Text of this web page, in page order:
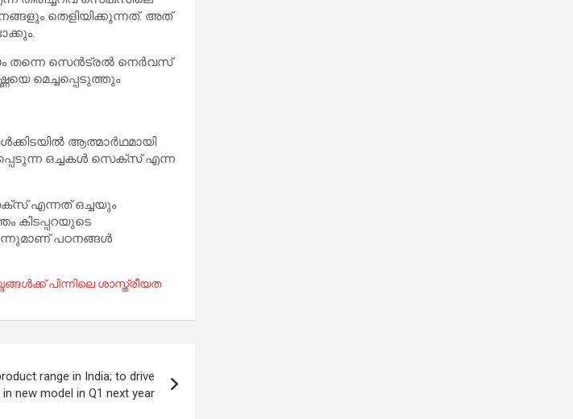
തെളിയിക്കുന്നത്. അത്
തന്നെ സെന്‍ട്രല്‍ നെര്‍വസ്
മെച്ചപ്പെടുത്തും
ആത്മാര്‍ഥമായി
ഒച്ചകള്‍ സെക്സ് എന്ന
എന്നത് ഒച്ചയും
കിടപ്പറയുടെ
പഠനങ്ങള്‍
പിന്നിലെ ശാസ്ത്രീയത
range in India; to drive
in new model in Q1 next year